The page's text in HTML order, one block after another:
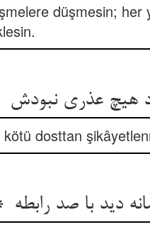
düşmesin; her
dosttan